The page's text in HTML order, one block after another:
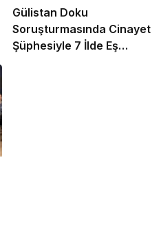
Gülistan Doku
Soruşturmasında Cinayet
Şüphesiyle 7 İlde Eş